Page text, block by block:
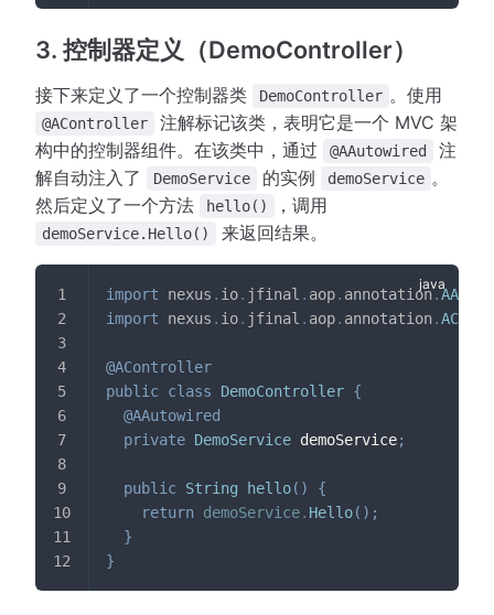
3. 控制器定义（DemoController）
接下来定义了一个控制器类 DemoController 。使用
@AController
注解标记该类，表明它是一个 MVC 架
构中的控制器组件。在该类中，通过
@AAutowired
注
解自动注入了
DemoService 的实例 demoService 。
然后定义了一个方法
hello() ，调用
demoService.Hello() 来返回结果。
import nexus . io. jfinal . aop. annotation.
import
nexus . io. jfinal . aop. annotation.
@AController
public class DemoController {
@AAutowired
private DemoService demoService;
public String hello( )
{
return demoService. Hello( ) ;
}
}